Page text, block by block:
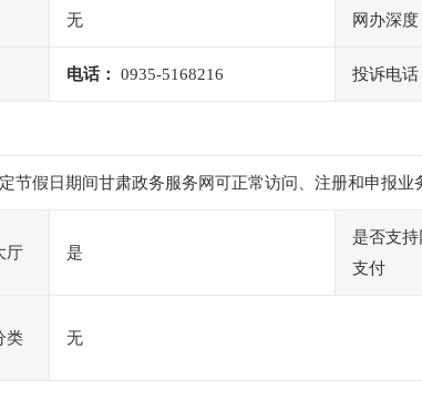
无 网办深度
电话： 0935-5168216 投诉电话
节假日期间甘肃政务服务网可正常访问、注册和申报业
厅 是
是否支持
支付
类 无